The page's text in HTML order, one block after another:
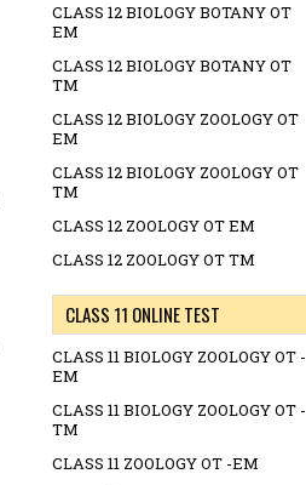
CLASS 12 BIOLOGY BOTANY OT
EM
CLASS 12 BIOLOGY BOTANY OT
TM
CLASS 12 BIOLOGY ZOOLOGY OT
EM
CLASS 12 BIOLOGY ZOOLOGY OT
TM
CLASS 12 ZOOLOGY OT EM
CLASS 12 ZOOLOGY OT TM
CLASS 11 ONLINE TEST
CLASS 11 BIOLOGY ZOOLOGY OT -
EM
CLASS 11 BIOLOGY ZOOLOGY OT -
TM
CLASS 11 ZOOLOGY OT -EM